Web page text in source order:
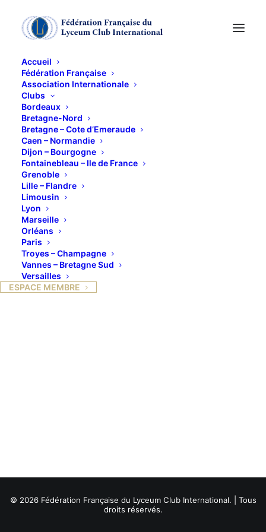
Accueil
Fédération Française
Association Internationale
Clubs
Bordeaux
Bretagne-Nord
Bretagne – Cote d’Emeraude
Caen – Normandie
Dijon – Bourgogne
Fontainebleau – Ile de France
Grenoble
Lille – Flandre
Limousin
Lyon
Marseille
Orléans
Paris
Troyes – Champagne
Vannes – Bretagne Sud
Versailles
ESPACE MEMBRE
© 2026 Fédération Française du Lyceum Club International. | Tous
droits réservés.